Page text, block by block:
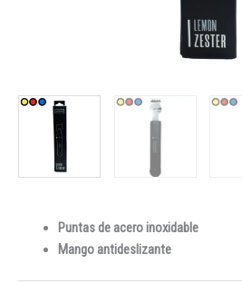
Puntas de acero inoxidable
Mango antideslizante